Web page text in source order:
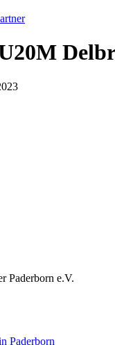
Paderborn e.V.
Paderborn